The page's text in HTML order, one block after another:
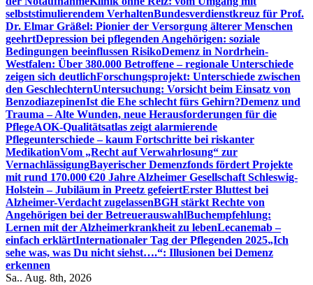
selbststimulierendem VerhaltenBundesverdienstkreuz für Prof.
Dr. Elmar Gräßel: Pionier der Versorgung älterer Menschen
geehrtDepression bei pflegenden Angehörigen: soziale
Bedingungen beeinflussen RisikoDemenz in Nordrhein-
Westfalen: Über 380.000 Betroffene – regionale Unterschiede
zeigen sich deutlichForschungsprojekt: Unterschiede zwischen
den GeschlechternUntersuchung: Vorsicht beim Einsatz von
BenzodiazepinenIst die Ehe schlecht fürs Gehirn?Demenz und
Trauma – Alte Wunden, neue Herausforderungen für die
PflegeAOK-Qualitätsatlas zeigt alarmierende
Pflegeunterschiede – kaum Fortschritte bei riskanter
MedikationVom „Recht auf Verwahrlosung“ zur
VernachlässigungBayerischer Demenzfonds fördert Projekte
mit rund 170.000 €20 Jahre Alzheimer Gesellschaft Schleswig-
Holstein – Jubiläum in Preetz gefeiertErster Bluttest bei
Alzheimer-Verdacht zugelassenBGH stärkt Rechte von
Angehörigen bei der BetreuerauswahlBuchempfehlung:
Lernen mit der Alzheimerkrankheit zu lebenLecanemab –
einfach erklärtInternationaler Tag der Pflegenden 2025„Ich
sehe was, was Du nicht siehst….“: Illusionen bei Demenz
erkennen
Sa.. Aug. 8th, 2026